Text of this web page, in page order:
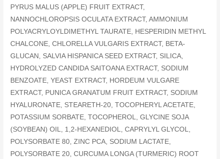
PYRUS MALUS (APPLE) FRUIT EXTRACT,
NANNOCHLOROPSIS OCULATA EXTRACT, AMMONIUM
POLYACRYLOYLDIMETHYL TAURATE, HESPERIDIN METHYL
CHALCONE, CHLORELLA VULGARIS EXTRACT, BETA-
GLUCAN, SALVIA HISPANICA SEED EXTRACT, SILICA,
HYDROLYZED CANDIDA SAITOANA EXTRACT, SODIUM
BENZOATE, YEAST EXTRACT, HORDEUM VULGARE
EXTRACT, PUNICA GRANATUM FRUIT EXTRACT, SODIUM
HYALURONATE, STEARETH-20, TOCOPHERYL ACETATE,
POTASSIUM SORBATE, TOCOPHEROL, GLYCINE SOJA
(SOYBEAN) OIL, 1,2-HEXANEDIOL, CAPRYLYL GLYCOL,
POLYSORBATE 80, ZINC PCA, SODIUM LACTATE,
POLYSORBATE 20, CURCUMA LONGA (TURMERIC) ROOT